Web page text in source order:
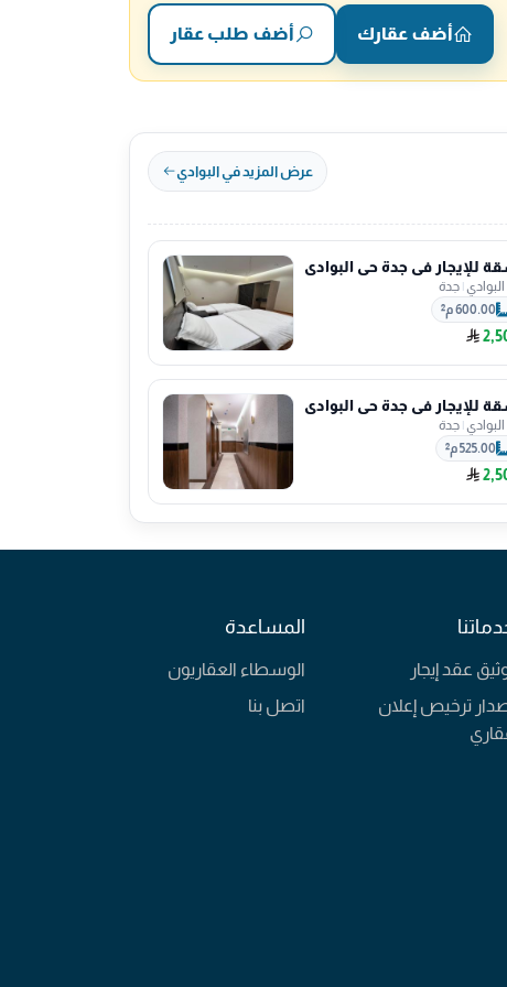
أضف عقارك أضف طلب عقار
عرض المزيد في البوادي
للإيجار في جدة حي البوادي
البوادي| جدة
600.00 م²
للإيجار في جدة حي البوادي
البوادي| جدة
525.00 م²
عقد إيجار
ترخيص إعلان
المساعدة
الوسطاء العقاريون
اتصل بنا